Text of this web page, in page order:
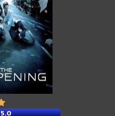
5.0